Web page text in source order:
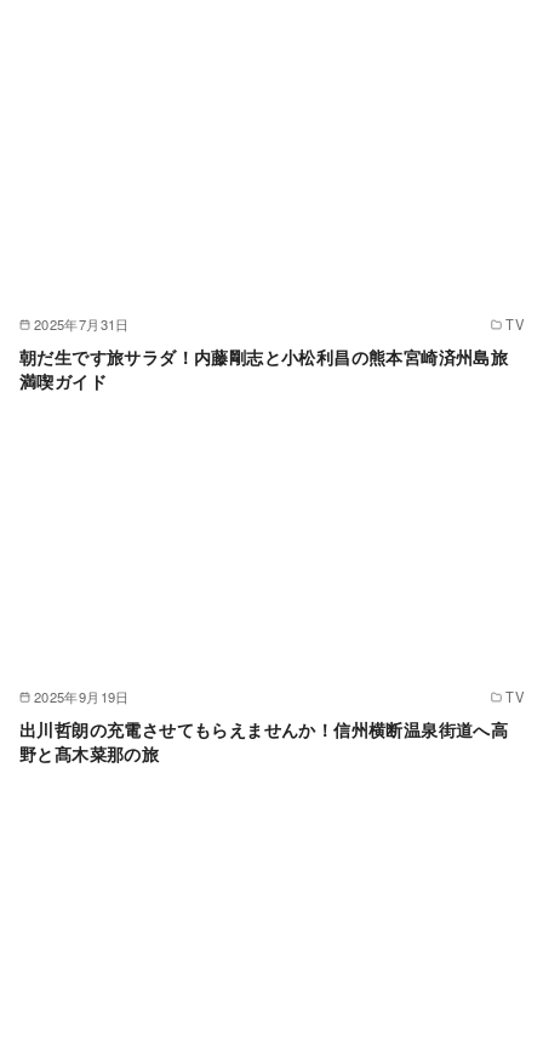
2025年7月31日 TV
朝だ生です旅サラダ！内藤剛志と小松利昌の熊本宮崎済州島旅
満喫ガイド
2025年9月19日 TV
出川哲朗の充電させてもらえませんか！信州横断温泉街道へ高
野と髙木菜那の旅